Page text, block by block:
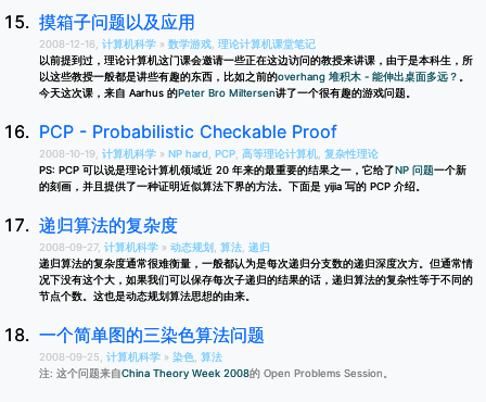
摸箱子问题以及应用
2008-12-16, 计算机科学 » 数学游戏, 理论计算机课堂笔记
以前提到过，理论计算机这门课会邀请一些正在这边访问的教授来讲课，由于是本科生，所
以这些教授一般都是讲些有趣的东西，比如之前的overhang 堆积木 - 能伸出桌面多远？ 。
今天这次课，来自 Aarhus 的Peter Bro Miltersen讲了一个很有趣的游戏问题。
PCP - Probabilistic Checkable Proof
2008-10-19, 计算机科学 » NP hard, PCP, 高等理论计算机, 复杂性理论
PS: PCP 可以说是理论计算机领域近 20 年来的最重要的结果之一，它给了NP 问题一个新
的刻画，并且提供了一种证明近似算法下界的方法。下面是 yijia 写的 PCP 介绍。
递归算法的复杂度
2008-09-27, 计算机科学 » 动态规划 , 算法, 递归
递归算法的复杂度通常很难衡量，一般都认为是每次递归分支数的递归深度次方。但通常情
况下没有这个大，如果我们可以保存每次子递归的结果的话，递归算法的复杂性等于不同的
节点个数。这也是动态规划算法思想的由来。
一个简单图的三染色算法问题
2008-09-25, 计算机科学 » 染色, 算法
注: 这个问题来自China Theory Week 2008的 Open Problems Session。